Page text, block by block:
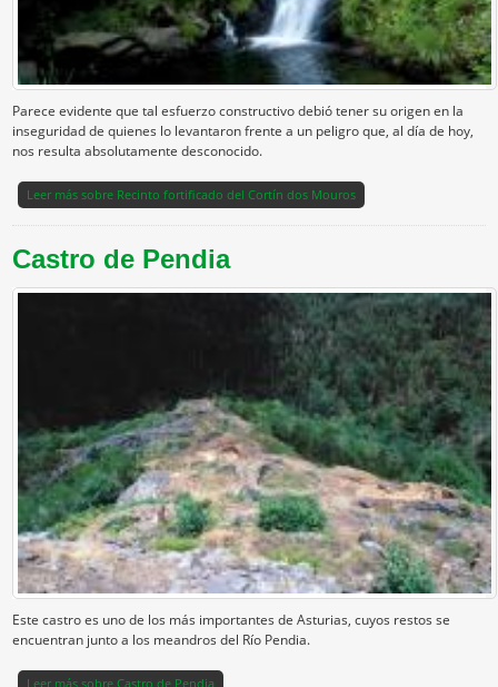
Parece evidente que tal esfuerzo constructivo debió tener su origen en la
inseguridad de quienes lo levantaron frente a un peligro que, al día de hoy,
nos resulta absolutamente desconocido.
Leer mássobre Recinto fortificado del Cortín dos Mouros
Castro de Pendia
Este castro es uno de los más importantes de Asturias, cuyos restos se
encuentran junto a los meandros del Río Pendia.
Leer mássobre Castro de Pendia